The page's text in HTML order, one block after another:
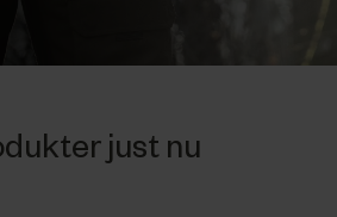
just nu